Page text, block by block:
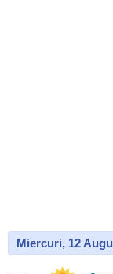
Miercuri, 12